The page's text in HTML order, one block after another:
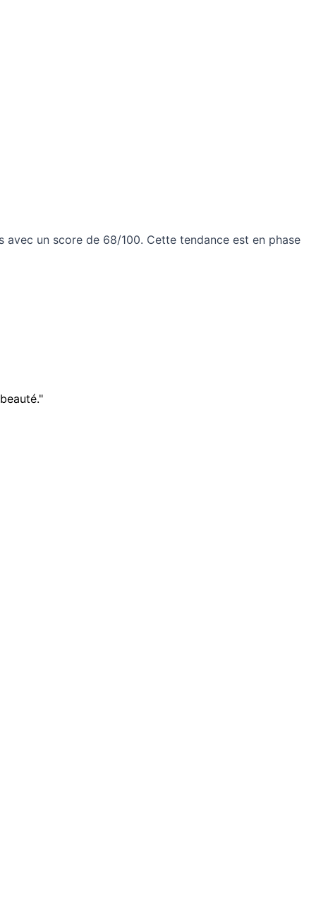
un score de 68/100. Cette tendance est en phase